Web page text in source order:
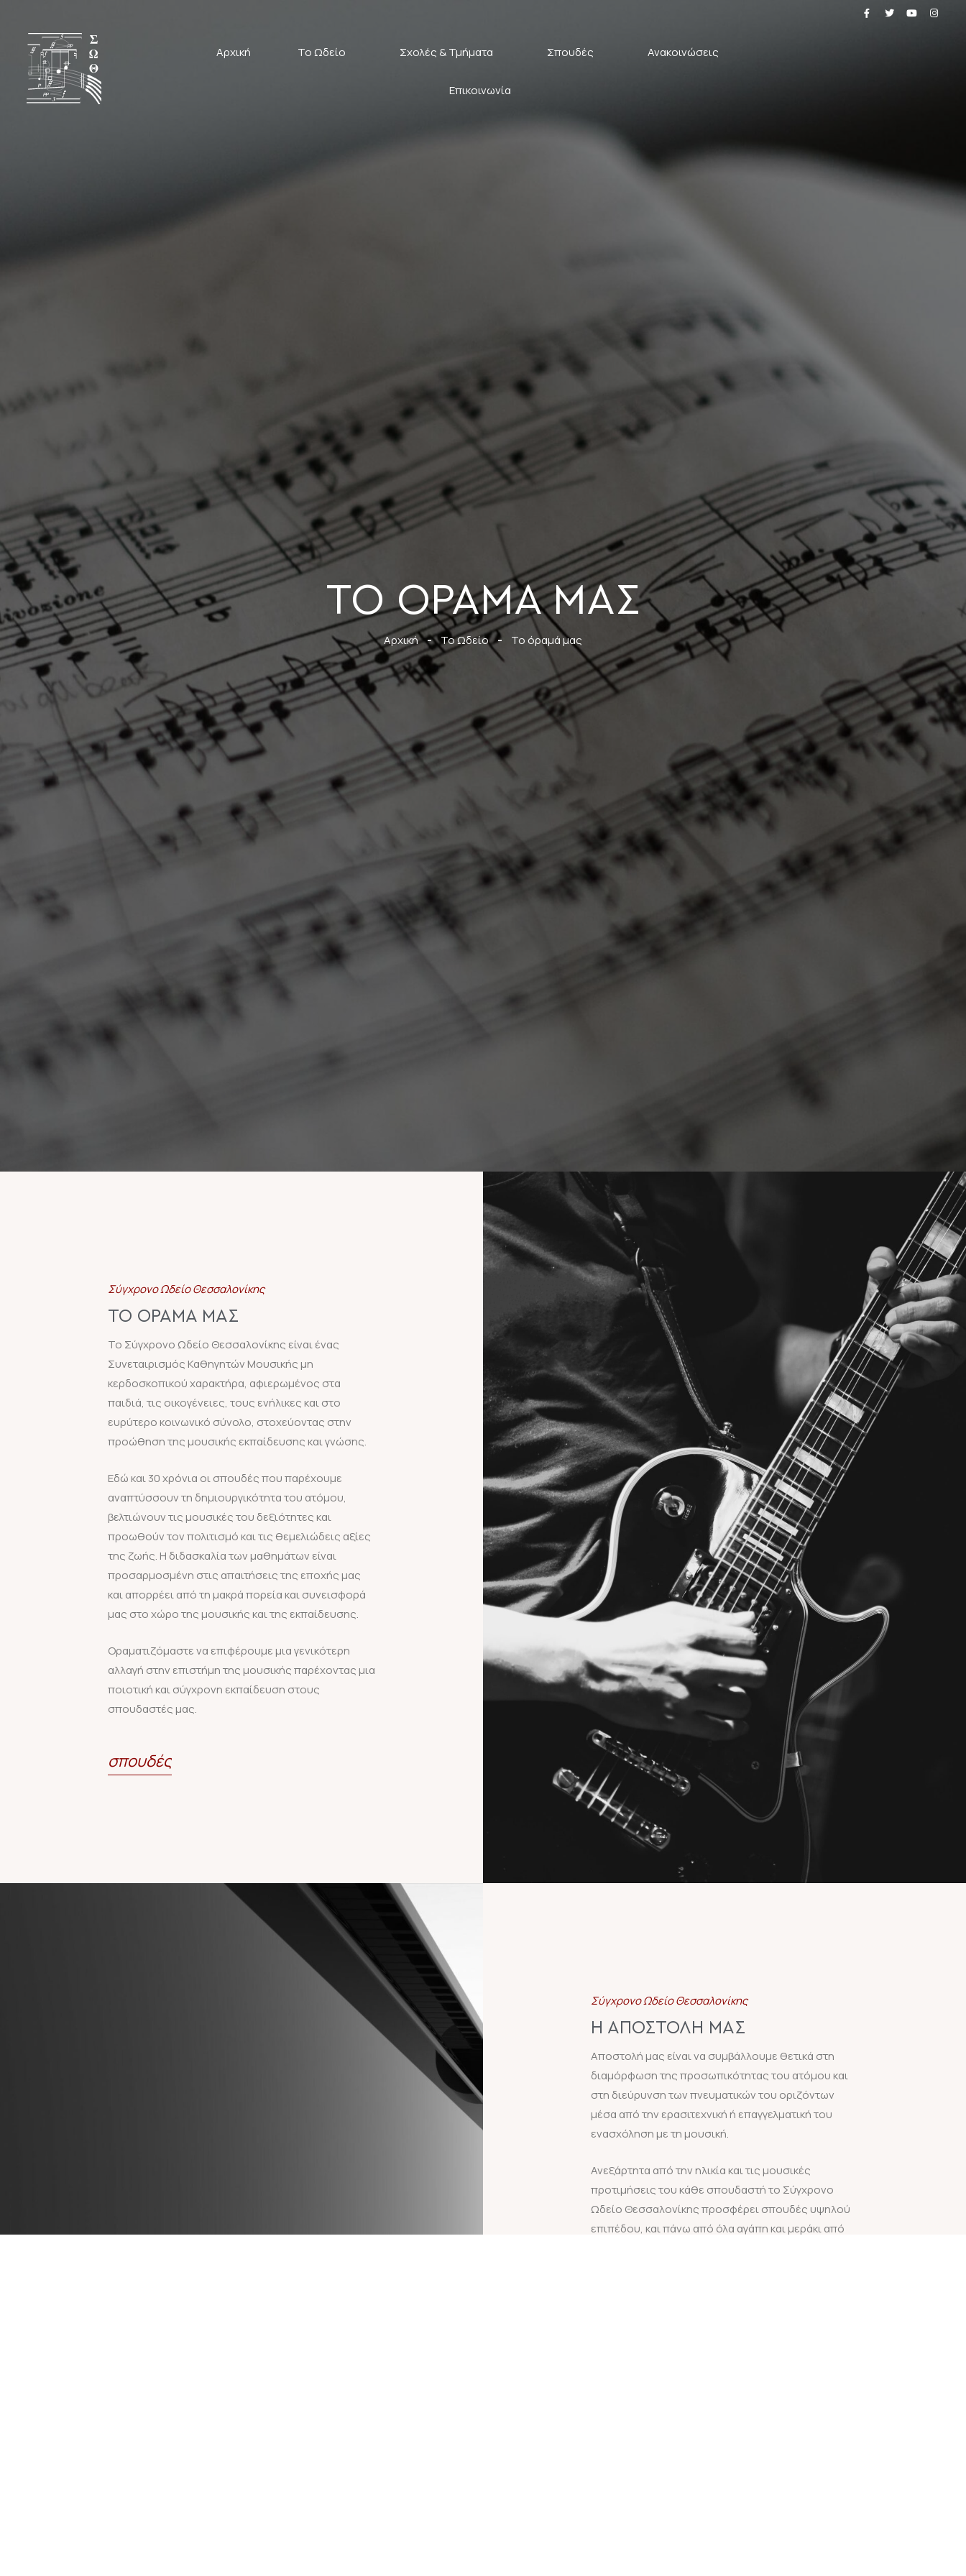
Αρχική Το Ωδείο Σχολές & Τμήματα Σπουδές Ανακοινώσεις
Επικοινωνία
ΤΟ ΌΡΑΜΆ ΜΑΣ
Αρχική - Το Ωδείο - Το όραμά μας
Σύγχρονο Ωδείο Θεσσαλονίκης
ΤΟ ΌΡΑΜΆ ΜΑΣ
Το Σύγχρονο Ωδείο Θεσσαλονίκης είναι ένας
Συνεταιρισμός Καθηγητών Μουσικής μη
κερδοσκοπικού χαρακτήρα, αφιερωμένος στα
παιδιά, τις οικογένειες, τους ενήλικες και στο
ευρύτερο κοινωνικό σύνολο, στοχεύοντας στην
προώθηση της μουσικής εκπαίδευσης και γνώσης.
Εδώ και 30 χρόνια οι σπουδές που παρέχουμε
αναπτύσσουν τη δημιουργικότητα του ατόμου,
βελτιώνουν τις μουσικές του δεξιότητες και
προωθούν τον πολιτισμό και τις θεμελιώδεις αξίες
της ζωής. Η διδασκαλία των μαθημάτων είναι
προσαρμοσμένη στις απαιτήσεις της εποχής μας
και απορρέει από τη μακρά πορεία και συνεισφορά
μας στο χώρο της μουσικής και της εκπαίδευσης.
Οραματιζόμαστε να επιφέρουμε μια γενικότερη
αλλαγή στην επιστήμη της μουσικής παρέχοντας μια
ποιοτική και σύγχρονη εκπαίδευση στους
σπουδαστές μας.
σπουδές
Σύγχρονο Ωδείο Θεσσαλονίκης
Η ΑΠΟΣΤΟΛΉ ΜΑΣ
Αποστολή μας είναι να συμβάλλουμε θετικά στη
διαμόρφωση της προσωπικότητας του ατόμου και
στη διεύρυνση των πνευματικών του οριζόντων
μέσα από την ερασιτεχνική ή επαγγελματική του
ενασχόληση με τη μουσική.
Ανεξάρτητα από την ηλικία και τις μουσικές
προτιμήσεις του κάθε σπουδαστή το Σύγχρονο
Ωδείο Θεσσαλονίκης προσφέρει σπουδές υψηλού
επιπέδου, και πάνω από όλα αγάπη και μεράκι από